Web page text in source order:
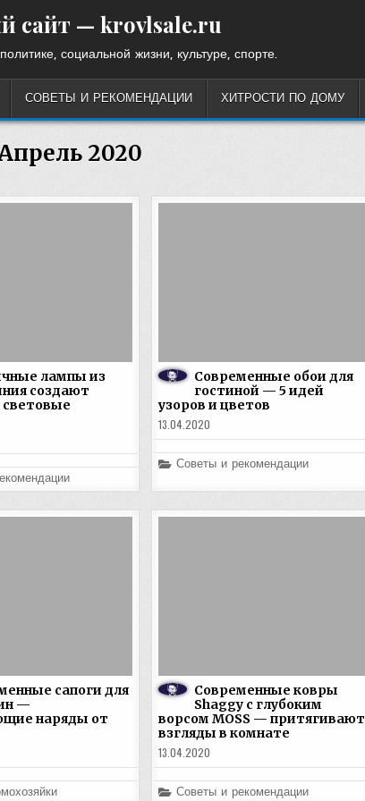
сайт — krovlsale.ru
социальной жизни, культуре, спорте.
СОВЕТЫ И РЕКОМЕНДАЦИИ ХИТРОСТИ ПО ДОМУ
2020
лампы из
создают
Современные обои для
гостиной — 5 идей
узоров и цветов
13.04.2020
Posted
Советы и рекомендации
сапоги для
—
наряды от
Современные ковры
Shaggy с глубоким
ворсом MOSS — притягивают
взгляды в комнате
13.04.2020
Posted
Советы и рекомендации